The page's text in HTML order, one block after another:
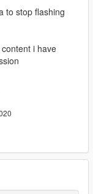
to stop flashing
i have